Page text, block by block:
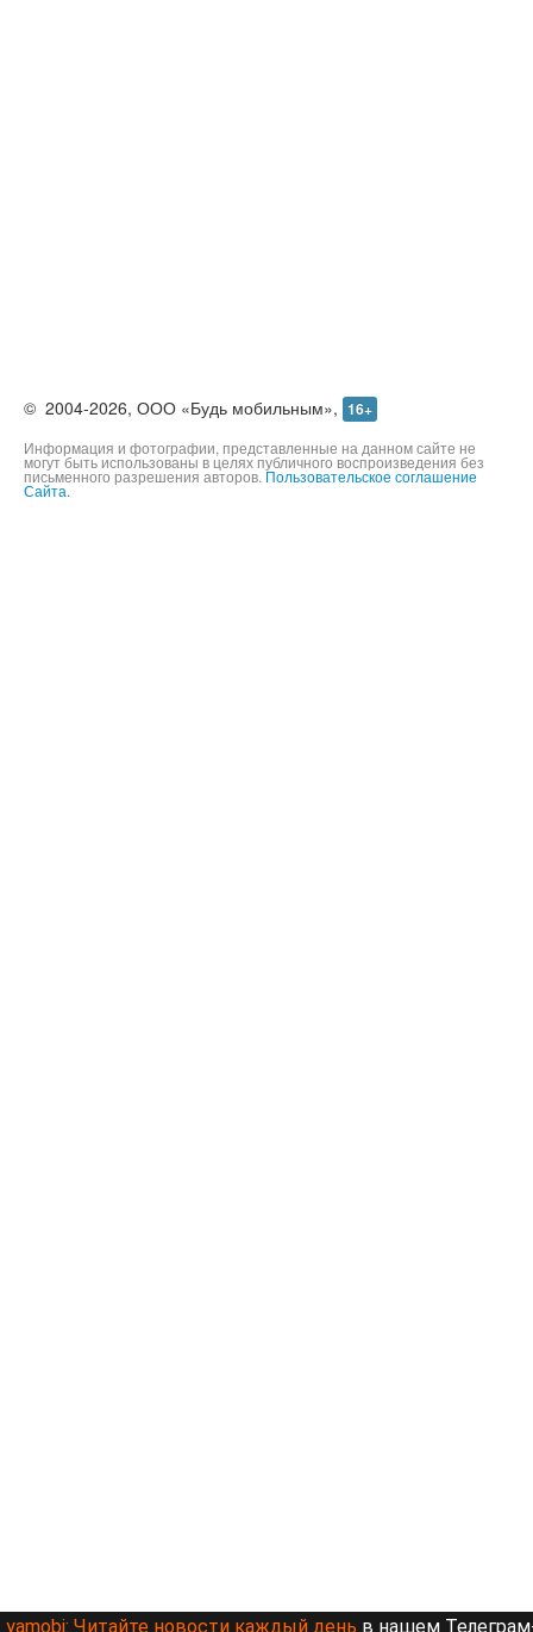
© 2004-2026, ООО «Будь мобильным», 16+
Информация и фотографии, представленные на данном сайте не
могут быть использованы в целях публичного воспроизведения без
письменного разрешения авторов. Пользовательское соглашение
Сайта.
yamobi: Читайте новости каждый день в нашем